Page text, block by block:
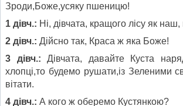
Зроди,Боже,усяку пшеницю!
1 дівч.: Ні, дівчата, кращого лісу як
2 дівч.: Дійсно так, Краса ж яка Боже!
3 дівч.: Дівчата, давайте Куста
хлопці,то будемо рушати,із Зеленими
вітати.
4 дівч.: А кого ж оберемо Кустянкою?